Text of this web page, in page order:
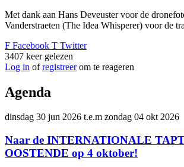
Met dank aan Hans Deveuster voor de
Vanderstraeten (The Idea Whisperer) voor de
F Facebook T Twitter
3407 keer gelezen
Log in ofregistreerom te reageren
Agenda
dinsdag 30 jun 2026 t.e.m zondag 04 okt 2026
Naar de INTERNATIONALE
OOSTENDE op 4 oktober!